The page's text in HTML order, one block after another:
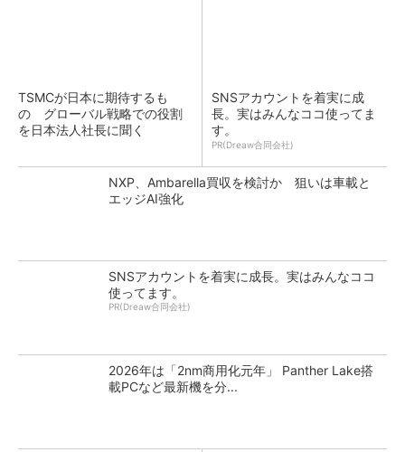
TSMCが日本に期待するも
の グローバル戦略での役割
を日本法人社長に聞く
SNSアカウントを着実に成
長。実はみんなココ使ってま
す。
PR(Dreaw合同会社)
NXP、Ambarella買収を検討か 狙いは車載と
エッジAI強化
SNSアカウントを着実に成長。実はみんなココ
使ってます。
PR(Dreaw合同会社)
2026年は「2nm商用化元年」 Panther Lake搭
載PCなど最新機を分...